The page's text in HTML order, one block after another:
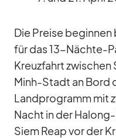
Die Preise
für das 13-Nächte-
Kreuz­fahrt
Minh-Stadt an Bord
Land­pro­gramm mit
Nacht in der
Siem Reap vor der